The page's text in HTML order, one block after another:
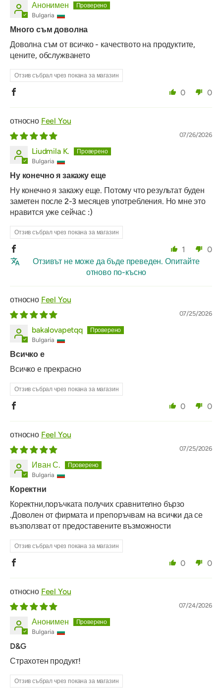
Анонимен
Bulgaria
Много съм доволна
Доволна съм от всичко - качеството на продуктите,
цените, обслужването
Отзив събрал чрез покана за магазин
0 0
Feel You
07/26/2026
Liudmila K.
Bulgaria
Ну конечно я закажу еще
Ну конечно я закажу еще. Потому что результат буден
заметен после 2-3 месяцев употребления. Но мне это
нравится уже сейчас :)
Отзив събрал чрез покана за магазин
1
0
Отзивът не може да бъде преведен. Опитайте
отново по-късно
Feel You
07/25/2026
bakalovapetqq
Bulgaria
Всичко е
Всичко е прекрасно
Отзив събрал чрез покана за магазин
0 0
Feel You
07/25/2026
Иван С.
Bulgaria
Коректни
Коректни,поръчката получих сравнително бързо
.Доволен от фирмата и препоръчвам на всички да се
възползват от предоставените възможности
Отзив събрал чрез покана за магазин
0 0
Feel You
07/24/2026
Анонимен
Bulgaria
D&G
Страхотен продукт!
Отзив събрал чрез покана за магазин